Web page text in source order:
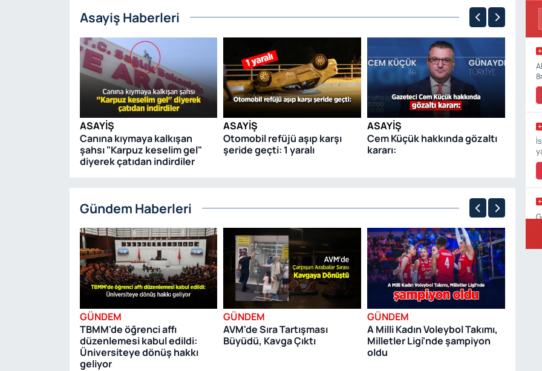
Asayiş Haberleri
ASAYIŞ
Canına kıymaya kalkışan
şahsı "Karpuz keselim gel"
diyerek çatıdan indirdiler
ASAYIŞ
Otomobil refüjü aşıp karşı
şeride geçti: 1 yaralı
ASAYIŞ
Cem Küçük hakkında gözaltı
kararı:
Gündem Haberleri
GÜNDEM
TBMM'de öğrenci affı
düzenlemesi kabul edildi:
Üniversiteye dönüş hakkı
geliyor
GÜNDEM
AVM'de Sıra Tartışması
Büyüdü, Kavga Çıktı
GÜNDEM
A Milli Kadın Voleybol Takımı,
Milletler Ligi'nde şampiyon
oldu